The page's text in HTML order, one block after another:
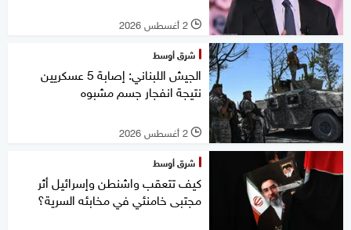
l 2 أغسطس 2026
شرق أوسط
الجيش اللبناني: إصابة 5 عسكريين
نتيجة انفجار جسم مشبوه
l 2 أغسطس 2026
شرق أوسط
كيف تتعقب واشنطن وإسرائيل أثر
مجتبى خامنئي في مخابئه السرية؟